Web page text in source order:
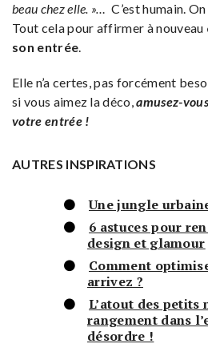
beau chez elle. »… C’est humain.
Tout cela pour affirmer à nouveau
son entrée.
Elle n’a certes, pas forcément
si vous aimez la déco,amusez-
votre entrée !
AUTRES INSPIRATIONS
Une jungle
6 astuces pour
design et glamour
Comment
arrivez ?
L’atout des petits
rangement dans
désordre !